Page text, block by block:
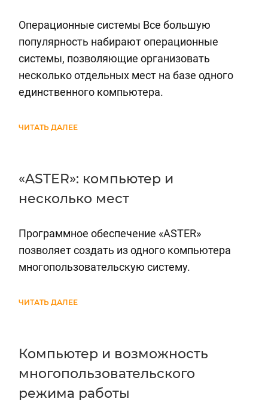
Операционные системы Все большую
популярность набирают операционные
системы, позволяющие организовать
несколько отдельных мест на базе одного
единственного компьютера.
ЧИТАТЬ ДАЛЕЕ
«ASTER»: компьютер и
несколько мест
Программное обеспечение «ASTER»
позволяет создать из одного компьютера
многопользовательскую систему.
ЧИТАТЬ ДАЛЕЕ
Компьютер и возможность
многопользовательского
режима работы